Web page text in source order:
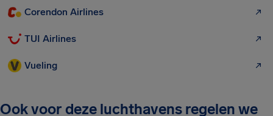
Corendon Airlines
TUI Airlines
Vueling
Ook voor deze luchthavens regelen we